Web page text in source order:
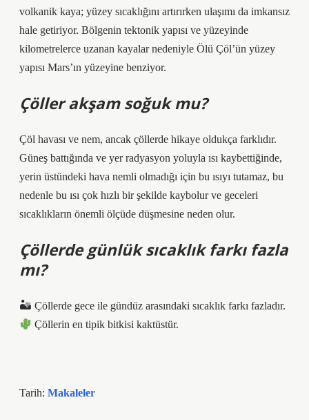
volkanik kaya; yüzey sıcaklığını artırırken ulaşımı da imkansız
hale getiriyor. Bölgenin tektonik yapısı ve yüzeyinde
kilometrelerce uzanan kayalar nedeniyle Ölü Çöl’ün yüzey
yapısı Mars’ın yüzeyine benziyor.
Çöller akşam soğuk mu?
Çöl havası ve nem, ancak çöllerde hikaye oldukça farklıdır.
Güneş battığında ve yer radyasyon yoluyla ısı kaybettiğinde,
yerin üstündeki hava nemli olmadığı için bu ısıyı tutamaz, bu
nedenle bu ısı çok hızlı bir şekilde kaybolur ve geceleri
sıcaklıkların önemli ölçüde düşmesine neden olur.
Çöllerde günlük sıcaklık farkı fazla
mı?
🏜 Çöllerde gece ile gündüz arasındaki sıcaklık farkı fazladır.
Çöllerin en tipik bitkisi kaktüstür.
Tarih: Makaleler